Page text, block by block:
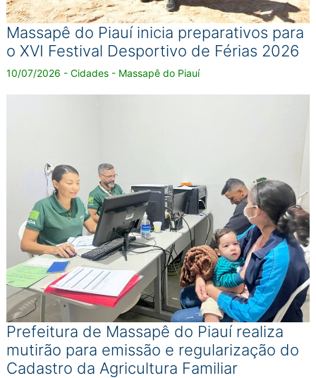
Massapê do Piauí inicia preparativos para
o XVI Festival Desportivo de Férias 2026
10/07/2026 - Cidades - Massapê do Piauí
Prefeitura de Massapê do Piauí realiza
mutirão para emissão e regularização do
Cadastro da Agricultura Familiar